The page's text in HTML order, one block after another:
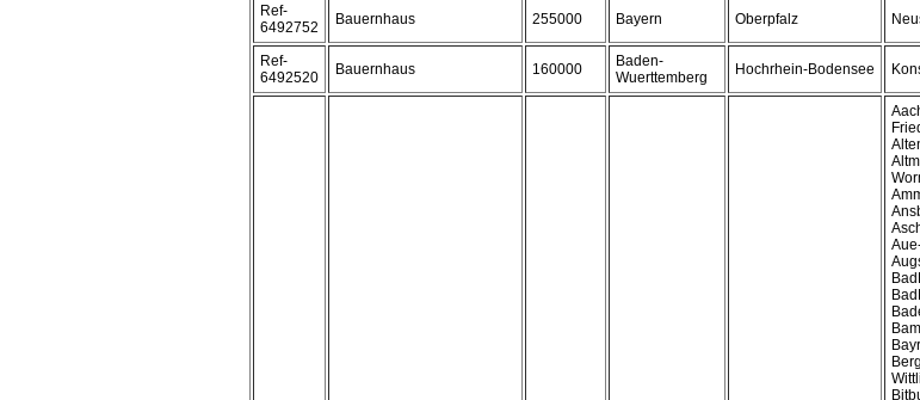
Ref-
6492752
Bauernhaus 255000 Bayern Oberpfalz
Ref-
6492520
Bauernhaus 160000
Baden-
Wuerttemberg
Hochrhein-Bodensee